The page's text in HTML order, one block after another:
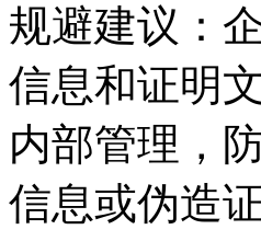
规避建议‌：
信息和证明
内部管理，
信息或伪造